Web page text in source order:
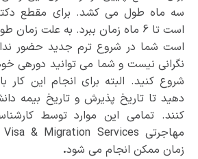
سه ماه طول می­ کشد. برای مقطع
است تا 6 ماه زمان ببرد. به علت
است شما در شروع ترم جدید حضور
نگرانی نیست و شما می ­توانید دوره­ی
شروع کنید. البته برای انجام این کار
دهید تا تاریخ پذیرش و تاریخ بیمه
کنند. تمامی این موارد توسط
زمان ممکن انجام می­ شود.